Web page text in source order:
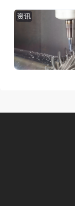
资讯